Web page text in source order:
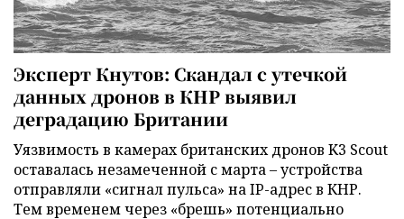
Эксперт Кнутов: Скандал с утечкой
данных дронов в КНР выявил
деградацию Британии
Уязвимость в камерах британских дронов K3 Scout
оставалась незамеченной с марта – устройства
отправляли «сигнал пульса» на IP-адрес в КНР.
Тем временем через «брешь» потенциально